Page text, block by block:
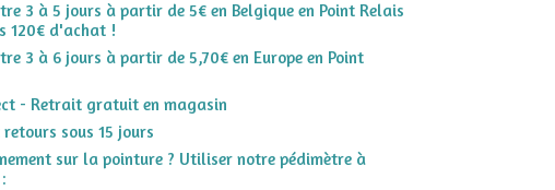
3 à 5 jours à partir de 5€ en Belgique en Point Relais
120€ d'achat !
3 à 6 jours à partir de 5,70€ en Europe en Point
- Retrait gratuit en magasin
retours sous 15 jours
sur la pointure ? Utiliser notre pédimètre à